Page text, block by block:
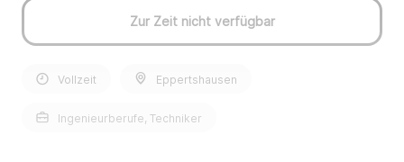
Zur Zeit nicht verfügbar
Vollzeit Eppertshausen
Ingenieurberufe, Techniker